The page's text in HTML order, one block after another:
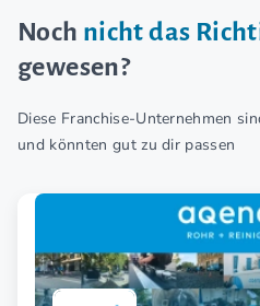
Noch nicht das
gewesen?
Diese Franchise-Unternehmen
und könnten gut zu dir passen